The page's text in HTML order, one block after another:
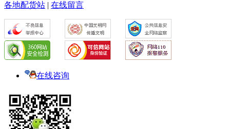
各地配货站 | 在线留言
在线咨询